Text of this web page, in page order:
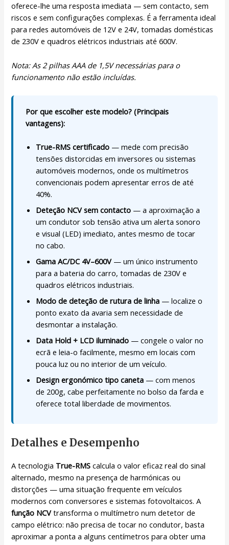
oferece-lhe uma resposta imediata — sem contacto, sem
riscos e sem configurações complexas. É a ferramenta ideal
para redes automóveis de 12V e 24V, tomadas domésticas
de 230V e quadros elétricos industriais até 600V.
Nota: As 2 pilhas AAA de 1,5V necessárias para o
funcionamento não estão incluídas.
Por que escolher este modelo? (Principais
vantagens):
True-RMS certificado — mede com precisão
tensões distorcidas em inversores ou sistemas
automóveis modernos, onde os multímetros
convencionais podem apresentar erros de até
40%.
Deteção NCV sem contacto — a aproximação a
um condutor sob tensão ativa um alerta sonoro
e visual (LED) imediato, antes mesmo de tocar
no cabo.
Gama AC/DC 4V–600V— um único instrumento
para a bateria do carro, tomadas de 230V e
quadros elétricos industriais.
Modo de deteção de rutura de linha — localize o
ponto exato da avaria sem necessidade de
desmontar a instalação.
Data Hold + LCD iluminado — congele o valor no
ecrã e leia-o facilmente, mesmo em locais com
pouca luz ou no interior de um veículo.
Design ergonómico tipo caneta — com menos
de 200g, cabe perfeitamente no bolso da farda e
oferece total liberdade de movimentos.
Detalhes e Desempenho
A tecnologia True-RMS calcula o valor eficaz real do sinal
alternado, mesmo na presença de harmónicas ou
distorções — uma situação frequente em veículos
modernos com conversores e sistemas fotovoltaicos. A
função NCVtransforma o multímetro num detetor de
campo elétrico: não precisa de tocar no condutor, basta
aproximar a ponta a alguns centímetros para obter uma